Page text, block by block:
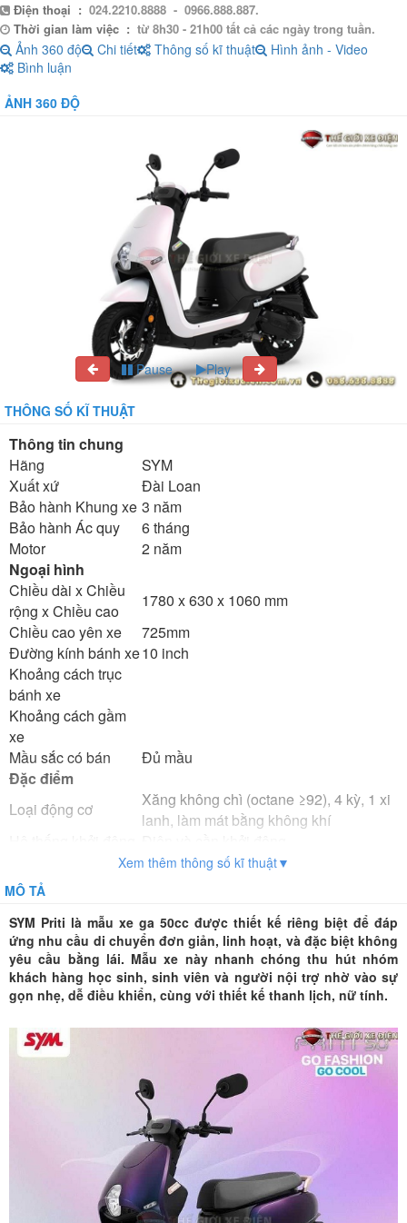
Điện thoại : 024.2210.8888 - 0966.888.887.
Thời gian làm việc : từ 8h30 - 21h00 tất cả các ngày trong tuần.
Ảnh 360 độ Chi tiết Thông số kĩ thuật
Hình ảnh - Video
Bình luận
ẢNH 360 ĐỘ
Pause Play
THÔNG SỐ KĨ THUẬT
Thông tin chung
Hãng
SYM
Xuất xứ
Đài Loan
Bảo hành Khung xe 3 năm
Bảo hành Ác quy
6 tháng
Motor
2 năm
Ngoại hình
Chiều dài x Chiều
rộng x Chiều cao
1780 x 630 x 1060 mm
Chiều cao yên xe
725mm
Đường kính bánh xe10 inch
Khoảng cách trục
bánh xe
Khoảng cách gầm
xe
Mầu sắc có bán
Đủ mầu
Đặc điểm
Loại động cơ
Xăng không chì (octane ≥92), 4 kỳ, 1 xi
lanh, làm mát bằng không khí
50-55km/h
Tải trọng
Phanh trước/sau
Phanh đĩa trước, phanh cơ sau
Lốp
Không xăm
Hộp số
Dung tích xi-lanh
49.5cm3
Dung tích bình xăng
6.5 lít
Phuộc trước
Phuộc nhún, giảm chấn thủy lực
Phuộc sau
Giảm xóc đôi, giảm chấn thủy lực
Gương, Sổ Bảo Hành
Xem thêm thông số kĩ thuật▼
MÔ TẢ
SYM Priti là mẫu xe ga 50cc được thiết kế riêng biệt để đáp
ứng nhu cầu di chuyển đơn giản, linh hoạt, và đặc biệt không
yêu cầu bằng lái. Mẫu xe này nhanh chóng thu hút nhóm
khách hàng học sinh, sinh viên và người nội trợ nhờ vào sự
gọn nhẹ, dễ điều khiển, cùng với thiết kế thanh lịch, nữ tính.